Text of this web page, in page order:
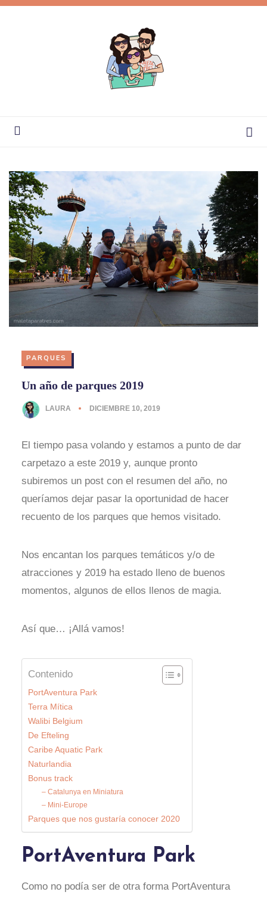
PARQUES
Un año de parques 2019
LAURA DICIEMBRE 10, 2019
El tiempo pasa volando y estamos a punto de dar
carpetazo a este 2019 y, aunque pronto
subiremos un post con el resumen del año, no
queríamos dejar pasar la oportunidad de hacer
recuento de los parques que hemos visitado.
Nos encantan los parques temáticos y/o de
atracciones y 2019 ha estado lleno de buenos
momentos, algunos de ellos llenos de magia.
Así que… ¡Allá vamos!
Contenido
PortAventura Park
Terra Mítica
Walibi Belgium
De Efteling
Caribe Aquatic Park
Naturlandia
Bonus track
– Catalunya en Miniatura
– Mini-Europe
Parques que nos gustaría conocer 2020
PortAventura Park
Como no podía ser de otra forma PortAventura